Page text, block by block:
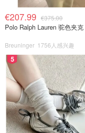
€207.99 €375.00
Polo Ralph Lauren 驼色夹克
Breuninger 1756人感兴趣
5